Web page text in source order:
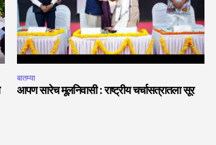
बातम्या
आपण सारेच मूलनिवासी : राष्ट्रीय चर्चासत्रातला सूर